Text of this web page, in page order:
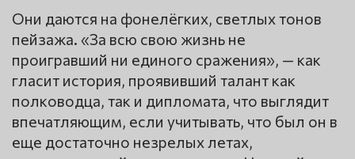
Они даются на фонелёгких, светлых тонов
пейзажа. «За всю свою жизнь не
проигравший ни единого сражения», — как
гласит история, проявивший талант как
полководца, так и дипломата, что выглядит
впечатляющим, если учитывать, что был он в
еще достаточно незрелых летах,